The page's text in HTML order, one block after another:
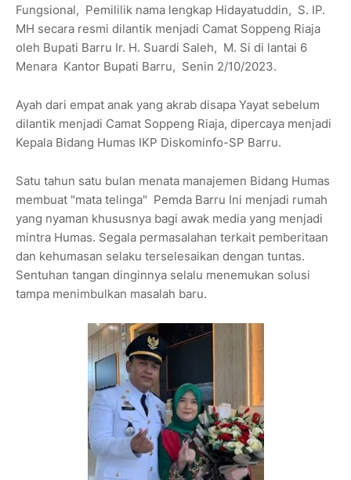
Fungsional, Pemililik nama lengkap Hidayatuddin, S. IP.
MH secara resmi dilantik menjadi Camat Soppeng Riaja
oleh Bupati Barru Ir. H. Suardi Saleh, M. Si di lantai 6
Menara Kantor Bupati Barru, Senin 2/10/2023.
Ayah dari empat anak yang akrab disapa Yayat sebelum
dilantik menjadi Camat Soppeng Riaja, dipercaya menjadi
Kepala Bidang Humas IKP Diskominfo-SP Barru.
Satu tahun satu bulan menata manajemen Bidang Humas
membuat "mata telinga" Pemda Barru Ini menjadi rumah
yang nyaman khususnya bagi awak media yang menjadi
mintra Humas. Segala permasalahan terkait pemberitaan
dan kehumasan selaku terselesaikan dengan tuntas.
Sentuhan tangan dinginnya selalu menemukan solusi
tampa menimbulkan masalah baru.